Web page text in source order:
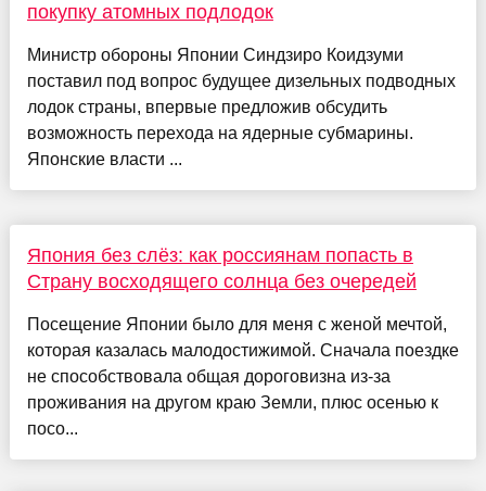
покупку атомных подлодок
Министр обороны Японии Синдзиро Коидзуми
поставил под вопрос будущее дизельных подводных
лодок страны, впервые предложив обсудить
возможность перехода на ядерные субмарины.
Японские власти ...
Япония без слёз: как россиянам попасть в
Страну восходящего солнца без очередей
Посещение Японии было для меня с женой мечтой,
которая казалась малодостижимой. Сначала поездке
не способствовала общая дороговизна из-за
проживания на другом краю Земли, плюс осенью к
посо...